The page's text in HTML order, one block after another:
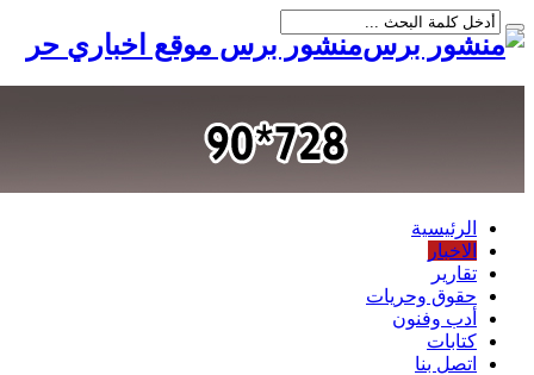
منشور برس موقع اخباري حر
الرئيسية
الاخبار
تقارير
حقوق وحريات
أدب وفنون
كتابات
اتصل بنا